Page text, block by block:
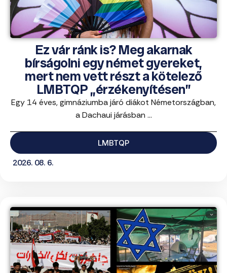
Ez vár ránk is? Meg akarnak
bírságolni egy német gyereket,
mert nem vett részt a kötelező
LMBTQP „érzékenyítésen”
Egy 14 éves, gimnáziumba járó diákot Németországban,
a Dachaui járásban ...
LMBTQP
2026. 08. 6.